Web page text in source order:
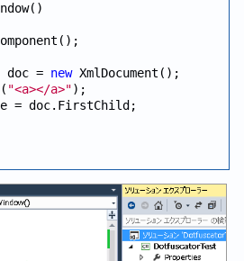
doc =
new XmlDocument();
"<a></a>");
= doc.FirstChild;